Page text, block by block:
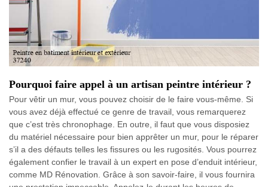
Pourquoi faire appel à un artisan peintre intérieur ?
Pour vêtir un mur, vous pouvez choisir de le faire vous-même. Si
vous avez déjà effectué ce genre de travail, vous remarquerez
que c’est très chronophage. En outre, il faut que vous disposiez
du matériel nécessaire pour bien apprêter un mur, pour le réparer
s’il a des défauts telles les fissures ou les rugosités. Vous pourrez
également confier le travail à un expert en pose d’enduit intérieur,
comme MD Rénovation. Grâce à son savoir-faire, il vous fournira